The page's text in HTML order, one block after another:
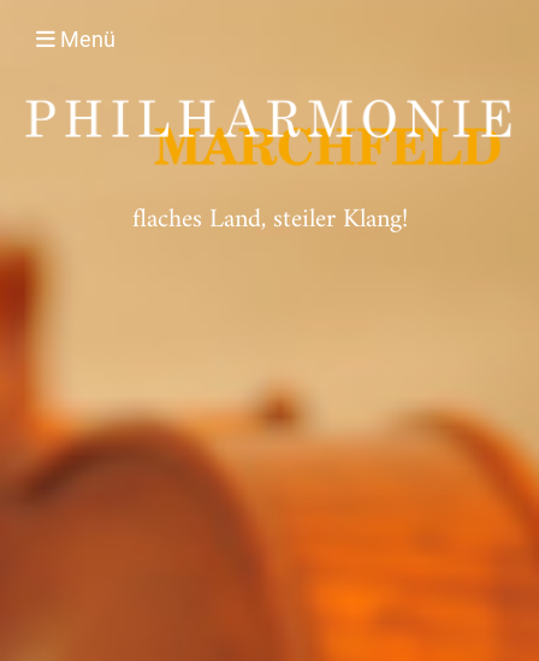
Menü
flaches Land, steiler Klang!